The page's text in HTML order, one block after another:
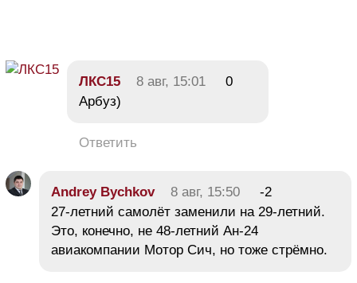
ЛКС15 8 авг, 15:01
0
Арбуз)
Ответить
Andrey Bychkov 8 авг, 15:50
-2
27-летний самолёт заменили на 29-летний.
Это, конечно, не 48-летний Ан-24
авиакомпании Мотор Сич, но тоже стрёмно.